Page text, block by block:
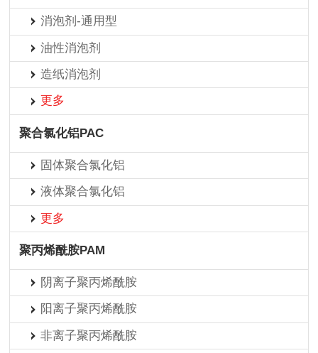
消泡剂-通用型
油性消泡剂
造纸消泡剂
更多
聚合氯化铝PAC
固体聚合氯化铝
液体聚合氯化铝
更多
聚丙烯酰胺PAM
阴离子聚丙烯酰胺
阳离子聚丙烯酰胺
非离子聚丙烯酰胺